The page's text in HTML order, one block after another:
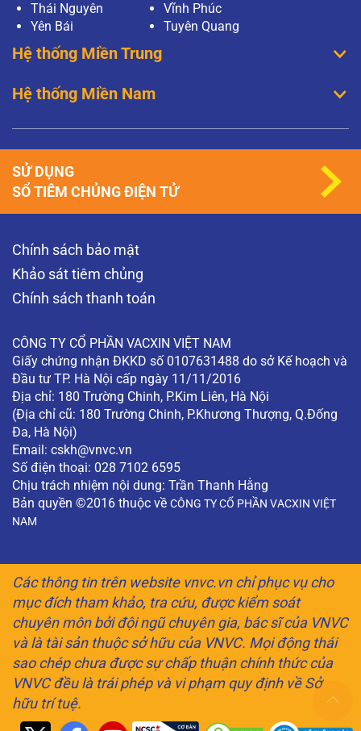
Thái Nguyên
Vĩnh Phúc
Yên Bái
Tuyên Quang
Hệ thống Miền Trung
Hệ thống Miền Nam
Chính sách bảo mật
Khảo sát tiêm chủng
Chính sách thanh toán
CÔNG TY CỔ PHẦN VACXIN VIỆT NAM
Giấy chứng nhận ĐKKD số 0107631488 do sở Kế hoạch và
Đầu tư TP. Hà Nội cấp ngày 11/11/2016
Địa chỉ: 180 Trường Chinh, P.Kim Liên, Hà Nội
(Địa chỉ cũ: 180 Trường Chinh, P.Khương Thượng, Q.Đống
Đa, Hà Nội)
Email: cskh@vnvc.vn
Số điện thoại: 028 7102 6595
Chịu trách nhiệm nội dung: Trần Thanh Hằng
Bản quyền ©2016 thuộc về CÔNG TY CỔ PHẦN VACXIN VIỆT
NAM
SỬ DỤNG
SỔ TIÊM CHỦNG ĐIỆN TỬ
Các thông tin trên website vnvc.vn chỉ phục vụ cho
mục đích tham khảo, tra cứu, được kiểm soát
chuyên môn bởi đội ngũ chuyên gia, bác sĩ của VNVC
và là tài sản thuộc sở hữu của VNVC. Mọi động thái
sao chép chưa được sự chấp thuận chính thức của
VNVC đều là trái phép và vi phạm quy định về Sở
hữu trí tuệ.